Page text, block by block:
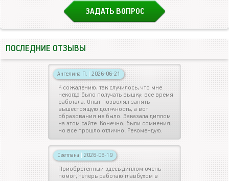
ЗАДАТЬ ВОПРОС
ПОСЛЕДНИЕ ОТЗЫВЫ
Ангелина П. | 2026-06-21
К сожалению, так случилось, что мне
некогда было получать вышку: все время
работала. Опыт позволял занять
вышестоящую должность, а вот
образования не было. Заказала диплом
на этом сайте. Конечно, были сомнения,
но все прошло отлично! Рекомендую.
Светлана | 2026-06-19
Приобретенный здесь диплом очень
помог, теперь работаю главбухом в